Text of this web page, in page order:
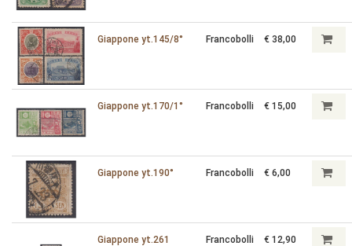
Giappone yt.145/8° Francobolli € 38,00
Giappone yt.170/1° Francobolli € 15,00
Giappone yt.190° Francobolli € 6,00
Giappone yt.261 Francobolli € 12,90